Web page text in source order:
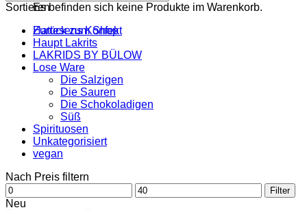
Es befinden sich keine Produkte im Warenkorb.
Zurück zum Shop
Sortieren
Hattesens Konfekt
Haupt Lakrits
LAKRIDS BY BÜLOW
Lose Ware
Die Salzigen
Die Sauren
Die Schokoladigen
Süß
Spirituosen
Unkategorisiert
vegan
Nach Preis filtern
Min.
Preis
Max.
Preis
Filter
Neu